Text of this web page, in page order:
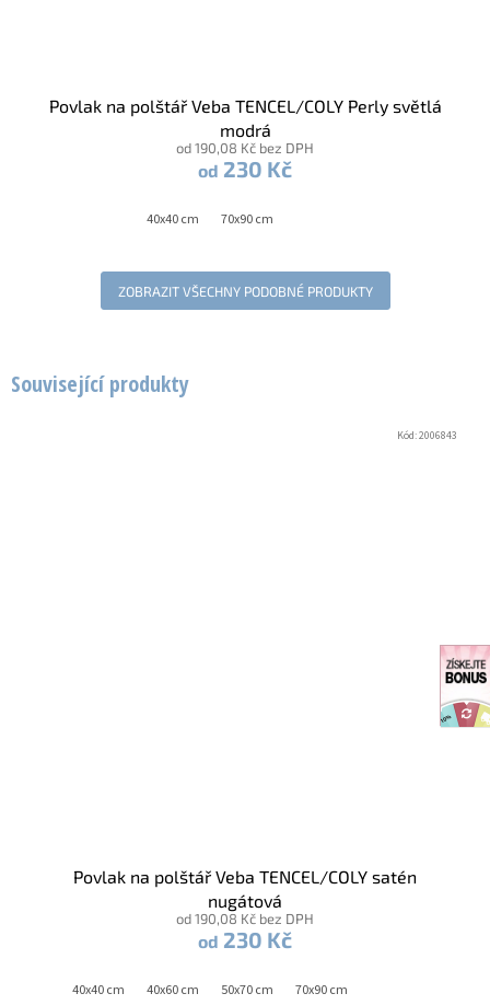
Související produkty
Povlak na polštář Veba TENCEL/COLY satén
nugátová
od 190,08 Kč bez DPH
od 230 Kč
40x40 cm 40x60 cm 50x70 cm 70x90 cm
Kód:2006843
Povlak na polštář Veba TENCEL/COLY Perly světlá
modrá
od 190,08 Kč bez DPH
od 230 Kč
40x40 cm 70x90 cm
ZOBRAZIT VŠECHNY PODOBNÉ PRODUKTY